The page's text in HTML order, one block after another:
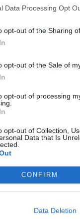
Data Processing Opt
opt-out of the Sharing
opt-out of the Sale of
opt-out of processing
opt-out of Collection,
Data that Is
CONFIRM
Data Deletion
για να
φορώντας